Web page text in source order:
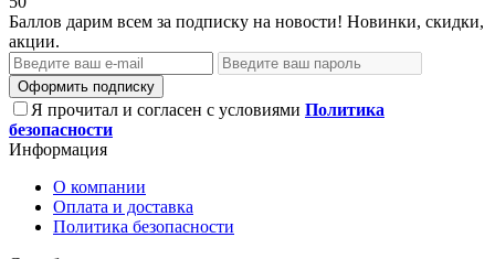
Баллов дарим всем за подписку на новости! Новинки, скидки,
акции.
Оформить подписку
Я прочитал и согласен с условиями Политика
безопасности
Информация
О компании
Оплата и доставка
Политика безопасности